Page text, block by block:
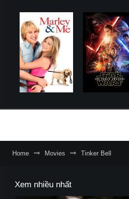
Home Movies Tinker Bell
Xem nhiều nhất